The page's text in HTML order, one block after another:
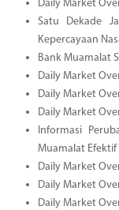
Daily Market
Satu Dekade
Kepercayaan
Bank Muamalat
Daily Market
Daily Market
Daily Market
Informasi
Muamalat Efektif
Daily Market
Daily Market
Daily Market